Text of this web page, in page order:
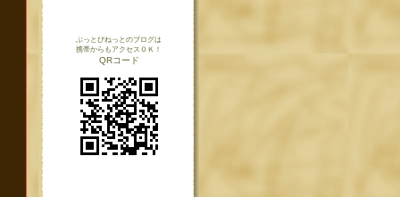
ぶっとびねっとのブログは
携帯からもアクセスＯＫ！
QRコード